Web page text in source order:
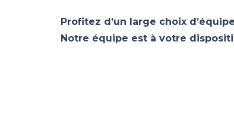
Profitez d’un large choix
Notre équipe est à votre